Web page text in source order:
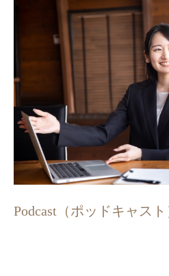
Podcast（ポッドキャス